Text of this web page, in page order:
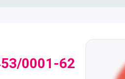
0001-62